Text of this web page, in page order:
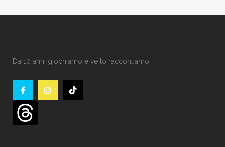
Da 10 anni giochiamo e ve lo raccontiamo.